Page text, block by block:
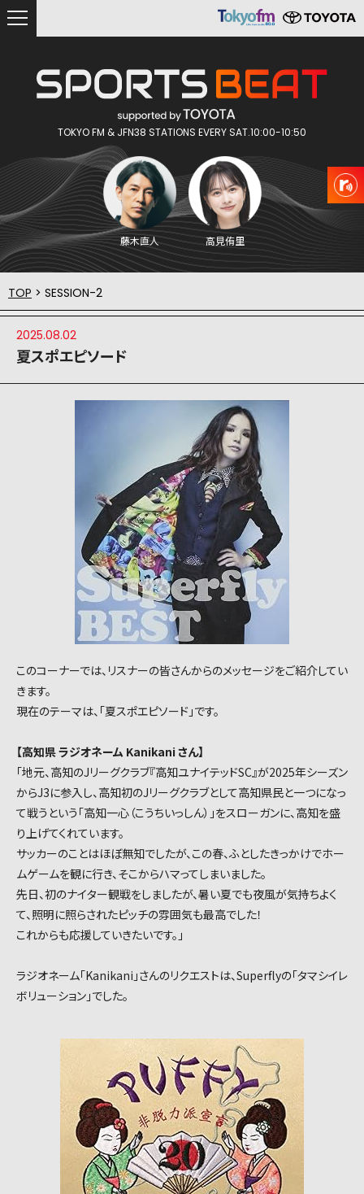
TOKYO FM & JFN38 STATIONS EVERY SAT.10:00-10:50
藤木直人 高見侑里
TOP > SESSION-2
2025.08.02
夏スポエピソード
このコーナーでは、リスナーの皆さんからのメッセージをご紹介してい
きます。
現在のテーマは、「夏スポエピソード」です。
【高知県 ラジオネーム Kanikani さん】
「地元、高知のJリーグクラブ『高知ユナイテッドSC』が2025年シーズン
からJ3に参入し、高知初のJリーグクラブとして高知県民と一つになっ
て戦うという「高知一心（こうちいっしん）」をスローガンに、高知を盛
り上げてくれています。
サッカーのことはほぼ無知でしたが、この春、ふとしたきっかけでホー
ムゲームを観に行き、そこからハマってしまいました。
先日、初のナイター観戦をしましたが、暑い夏でも夜風が気持ちよく
て、照明に照らされたピッチの雰囲気も最高でした！
これからも応援していきたいです。」
ラジオネーム「Kanikani」さんのリクエストは、Superflyの「タマシイレ
ボリューション」でした。